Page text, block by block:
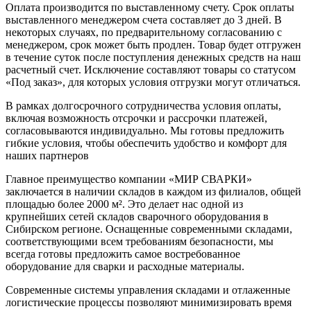
Оплата производится по выставленному счету. Срок оплаты
выставленного менеджером счета составляет до 3 дней. В
некоторых случаях, по предварительному согласованию с
менеджером, срок может быть продлен. Товар будет отгружен
в течение суток после поступления денежных средств на наш
расчетный счет. Исключение составляют товары со статусом
«Под заказ», для которых условия отгрузки могут отличаться.
В рамках долгосрочного сотрудничества условия оплаты,
включая возможность отсрочки и рассрочки платежей,
согласовываются индивидуально. Мы готовы предложить
гибкие условия, чтобы обеспечить удобство и комфорт для
наших партнеров
Главное преимущество компании «МИР СВАРКИ»
заключается в наличии складов в каждом из филиалов, общей
площадью более 2000 м². Это делает нас одной из
крупнейших сетей складов сварочного оборудования в
Сибирском регионе. Оснащенные современными складами,
соответствующими всем требованиям безопасности, мы
всегда готовы предложить самое востребованное
оборудование для сварки и расходные материалы.
Современные системы управления складами и отлаженные
логистические процессы позволяют минимизировать время